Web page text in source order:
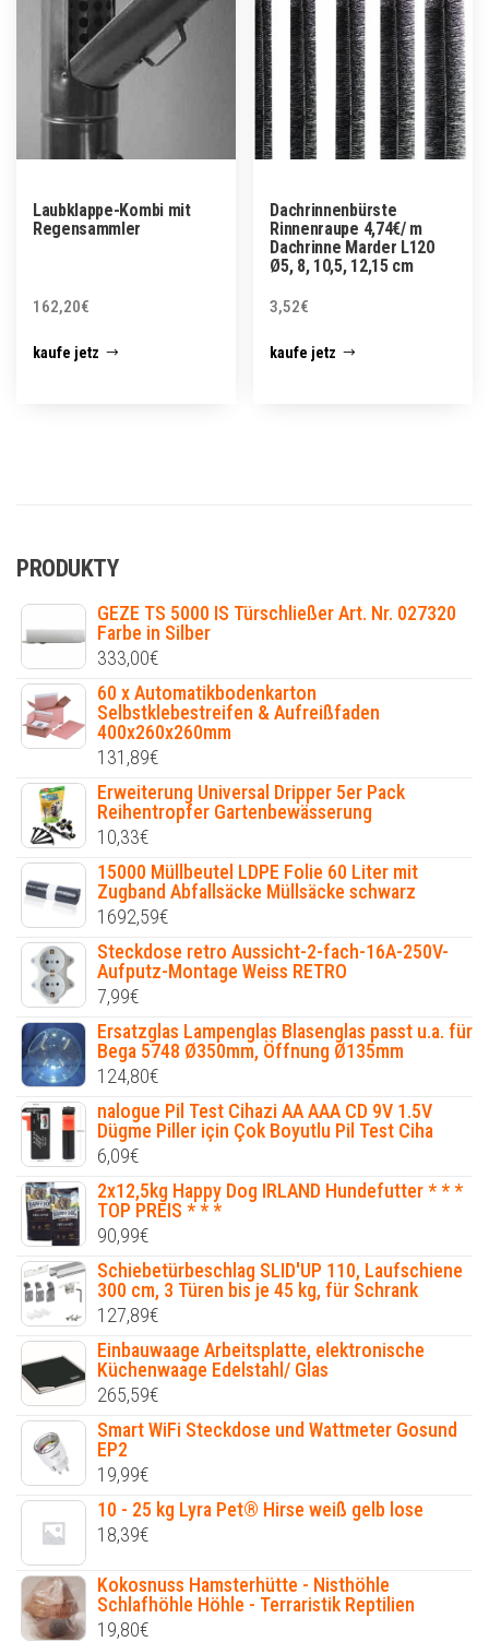
Laubklappe-Kombi mit
Regensammler
162,20€
kaufe jetz
Dachrinnenbürste
Rinnenraupe 4,74€/ m
Dachrinne Marder L120
Ø5, 8, 10,5, 12,15 cm
3,52€
kaufe jetz
PRODUKTY
GEZE TS 5000 IS Türschließer Art. Nr. 027320
Farbe in Silber
333,00€
60 x Automatikbodenkarton
Selbstklebestreifen & Aufreißfaden
400x260x260mm
131,89€
Erweiterung Universal Dripper 5er Pack
Reihentropfer Gartenbewässerung
10,33€
15000 Müllbeutel LDPE Folie 60 Liter mit
Zugband Abfallsäcke Müllsäcke schwarz
1692,59€
Steckdose retro Aussicht-2-fach-16A-250V-
Aufputz-Montage Weiss RETRO
7,99€
Ersatzglas Lampenglas Blasenglas passt u.a. für
Bega 5748 Ø350mm, Öffnung Ø135mm
124,80€
nalogue Pil Test Cihazi AA AAA CD 9V 1.5V
Dügme Piller için Çok Boyutlu Pil Test Ciha
6,09€
2x12,5kg Happy Dog IRLAND Hundefutter * * *
TOP PREIS * * *
90,99€
Schiebetürbeschlag SLID'UP 110, Laufschiene
300 cm, 3 Türen bis je 45 kg, für Schrank
127,89€
Einbauwaage Arbeitsplatte, elektronische
Küchenwaage Edelstahl/ Glas
265,59€
Smart WiFi Steckdose und Wattmeter Gosund
EP2
19,99€
10 - 25 kg Lyra Pet® Hirse weiß gelb lose
18,39€
Kokosnuss Hamsterhütte - Nisthöhle
Schlafhöhle Höhle - Terraristik Reptilien
19,80€